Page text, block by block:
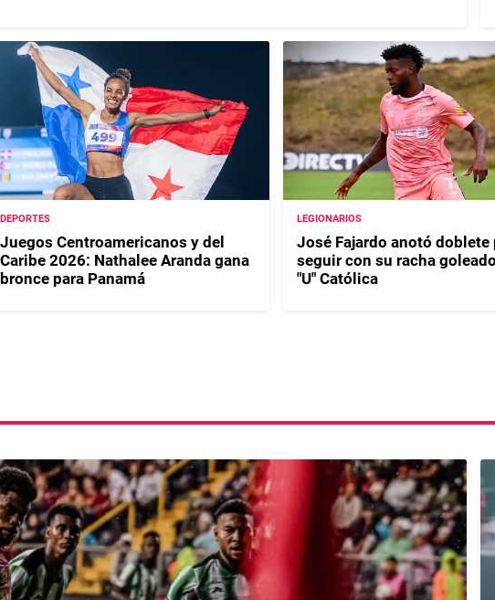
DEPORTES
Juegos Centroamericanos y del
Caribe 2026: Nathalee Aranda gana
bronce para Panamá
LEGIONARIOS
José Fajardo anotó doblete
seguir con su racha
"U" Católica